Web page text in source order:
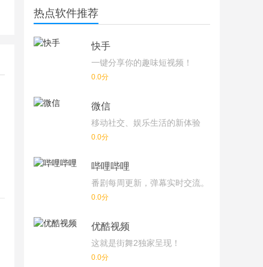
热点软件推荐
快手
一键分享你的趣味短视频！
0.0分
微信
移动社交、娱乐生活的新体验
0.0分
哔哩哔哩
番剧每周更新，弹幕实时交流。
0.0分
优酷视频
这就是街舞2独家呈现！
0.0分